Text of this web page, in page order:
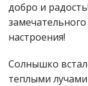
добро и
настроения!
Солнышко
теплыми